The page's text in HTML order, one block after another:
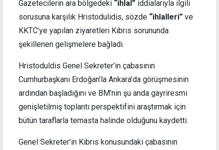
Gazetecilerin ara bölgedeki “ihlal” iddialarıyla ilgili
sorusuna karşılık Hristodulidis, sözde “ihlalleri” ve
KKTC’ye yapılan ziyaretleri Kıbrıs sorununda
şekillenen gelişmelere bağladı.
Hristoduldis Genel Sekreter’in çabasının
Cumhurbaşkanı Erdoğan’la Ankara’da görüşmesinin
ardından başladığını ve BM’nin şu anda gayriresmi
genişletilmiş toplantı perspektifini araştırmak için
bütün taraflarla temasta halinde olduğunu kaydetti.
Genel Sekreter’in Kıbrıs konusundaki çabasının